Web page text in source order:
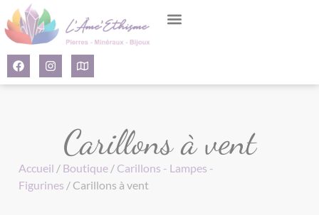
Carillons à vent
Accueil / Boutique / Carillons - Lampes -
Figurines / Carillons à vent
Panneau de gestion des cookies